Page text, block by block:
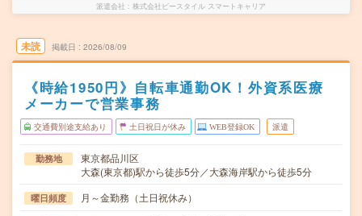
派遣会社 株式会社ビースタイル スマートキャリア
未読 掲載日 2026/08/09
《時給1950円》自転車通勤OK！外資系医療
メーカーで営業事務
交通費別途支給あり 土日祝日が休み WEB登録OK 派遣
勤務地
東京都品川区
大森(東京都)駅から徒歩5分／大森海岸駅から徒歩5分
曜日頻度 月～金勤務（土日祝休み）